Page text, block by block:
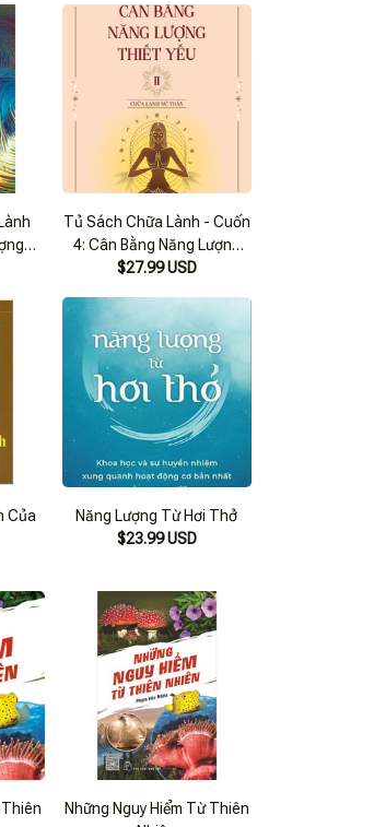
Tủ Sách Chữa Lành - Cuốn
4: Cân Bằng Năng Lượng
Thiết Yếu Ii - Chữa Lành Nữ
$27.99 USD
Của
Năng Lượng Từ Hơi Thở
$23.99 USD
Thiên
Những Nguy Hiểm Từ Thiên